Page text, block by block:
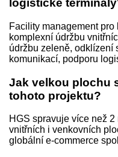
logistické
Facility management
komplexní údržbu
údržbu zeleně, odklízení
komunikací, podporu
Jak velkou plochu
tohoto projektu?
HGS spravuje více než
vnitřních i venkovních
globální e-commerce